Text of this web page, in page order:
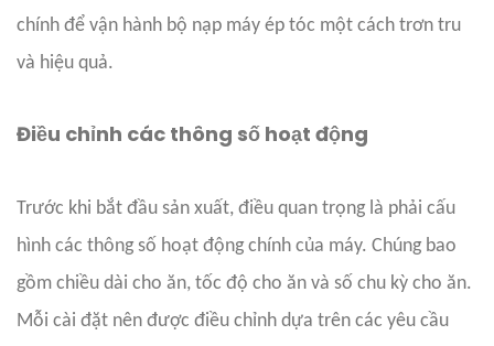
chính để vận hành bộ nạp máy ép tóc một cách trơn tru
và hiệu quả.
Điều chỉnh các thông số hoạt động
Trước khi bắt đầu sản xuất, điều quan trọng là phải cấu
hình các thông số hoạt động chính của máy. Chúng bao
gồm chiều dài cho ăn, tốc độ cho ăn và số chu kỳ cho ăn.
Mỗi cài đặt nên được điều chỉnh dựa trên các yêu cầu